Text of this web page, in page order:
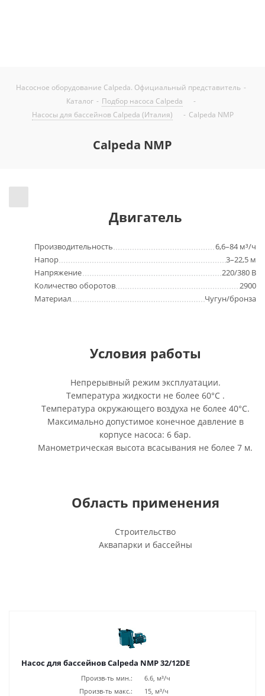
Насосное оборудование Calpeda. Официальный представитель -
Каталог - Подбор насоса Calpeda
-
Насоcы для бассейнов Calpeda (Италия)
- Calpeda NMP
Calpeda NMP
Двигатель
Производительность
6,6–84 м³/ч
Напор
3–22,5 м
Напряжение
220/380 В
Количество оборотов
2900
Материал
Чугун/бронза
Условия работы
Непрерывный режим эксплуатации.
Температура жидкости не более 60°C .
Температура окружающего воздуха не более 40°C.
Максимально допустимое конечное давление в
корпусе насоса: 6 бар.
Манометрическая высота всасывания не более 7 м.
Область применения
Строительство
Аквапарки и бассейны
Насос для бассейнов Calpeda NMP 32/12DE
Произв-ть мин.:
6.6, м³/ч
Произв-ть макс.:
15, м³/ч